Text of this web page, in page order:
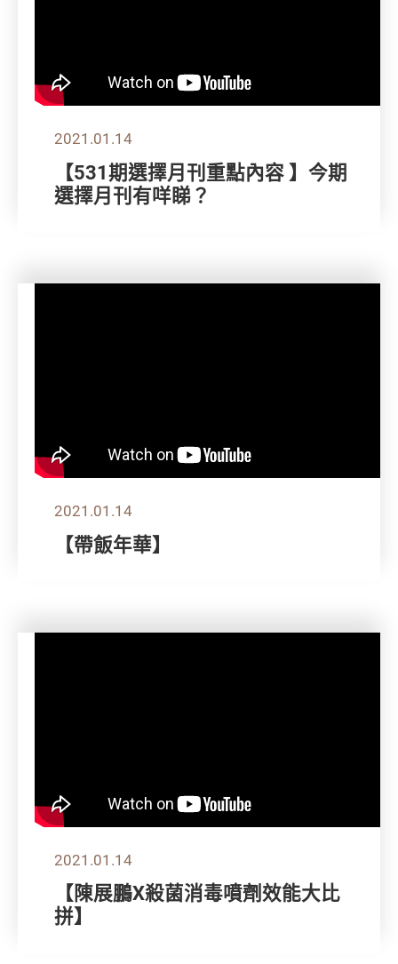
2021.01.14
【531期選擇月刊重點內容 】今期
選擇月刊有咩睇？
2021.01.14
【帶飯年華】
2021.01.14
【陳展鵬X殺菌消毒噴劑效能大比
拼】